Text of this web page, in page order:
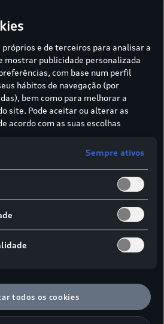
Vista do topo Vista
os ombros
a altura do veículo
do peso em ordem
e de terceiros para analisar a
mostrar publicidade personalizada
com base num perfil
hábitos de navegação (por
bem como para melhorar a
site. Pode aceitar ou alterar as
acordo com as suas escolhas
a SIVA recolhe e trata cookies,
Sempre ativos
todos os cookies